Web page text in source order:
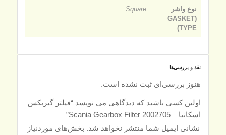
نوع واشر
(GASKET
TYPE)
Square
نقد و بررسی‌ها
هنوز بررسی‌ای ثبت نشده است.
اولین کسی باشید که دیدگاهی می نویسد “فیلتر گیربکس
اسکانیا – Scania Gearbox Filter 2002705”
نشانی ایمیل شما منتشر نخواهد شد. بخش‌های موردنیاز